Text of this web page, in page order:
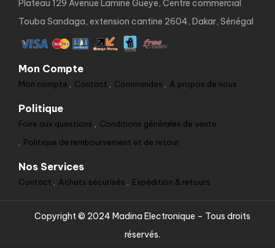
Plateau 129 Avenue Lamine Gueye, Centre commercial
Touba Sandaga, extension cantine 2604, Dakar, Sénégal
Mon Compte
Mon compte Contact Commandes A propos de nous
Politique
Foire aux questions
Conditions générales de vente
Politique de remboursement et de retour
Nos Services
Contact Achats sécurisés Expédition & retours
Copyright © 2024 Madina Electronique – Tous droits
réservés.